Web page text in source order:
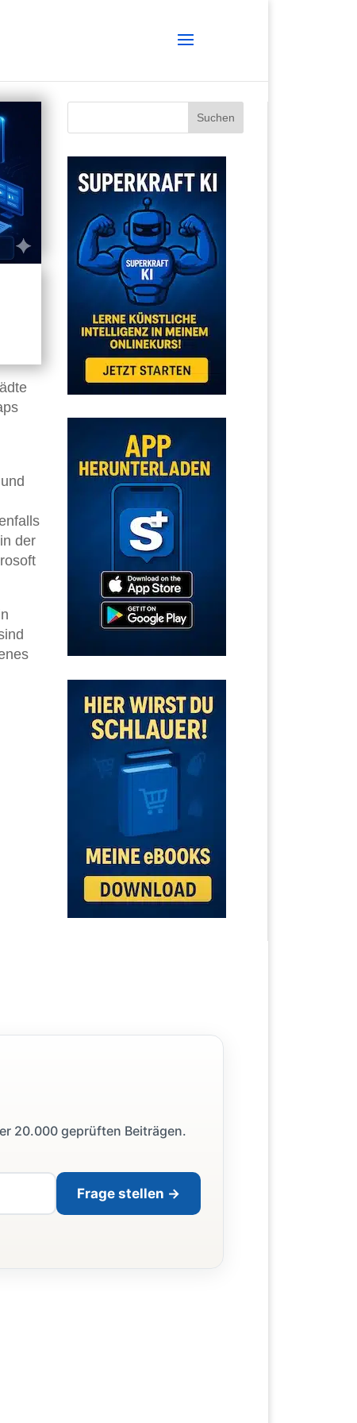
und
der
20.000 geprüften Beiträgen.
Frage stellen →